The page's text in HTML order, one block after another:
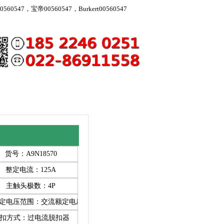
，宝帝00560547，Burkert00560547
）
货号：A9N18570
整定电流：125A
主触头极数：4P
电压范围：交流额定电压1500V及以下
方式：过电流脱扣器